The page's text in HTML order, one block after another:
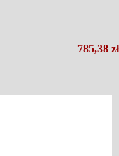
785,38 zł